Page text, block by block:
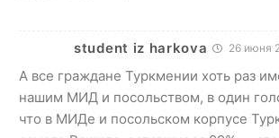
student iz harkova 26 июня
А все граждане Туркмении хоть раз
нашим МИД и посольством, в один
что в МИДе и посольском корпусе